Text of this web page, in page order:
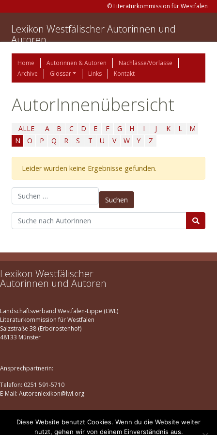
© Literaturkommission für Westfalen
Lexikon Westfälischer Autorinnen und
Autoren
Home Autorinnen & Autoren
Nachlässe/Vorlässe
Archive
Glossar Links Kontakt
AutorInnenübersicht
ALLE A B C D E F G H I J K L
M
N
O P Q R S T U V W Y Z
Leider wurden keine Ergebnisse gefunden.
Suchen nach:
Lexikon Westfälischer
Autorinnen und Autoren
Landschaftsverband Westfalen-Lippe (LWL)
Literaturkommission für Westfalen
Salzstraße 38 (Erbdrostenhof)
48133 Münster
Ansprechpartnerin:
Telefon: 0251 591-5710
E-Mail: Autorenlexikon@lwl.org
Datenschutz |Impressum
Diese Website benutzt Cookies. Wenn du die Website weiter
nutzt, gehen wir von deinem Einverständnis aus.